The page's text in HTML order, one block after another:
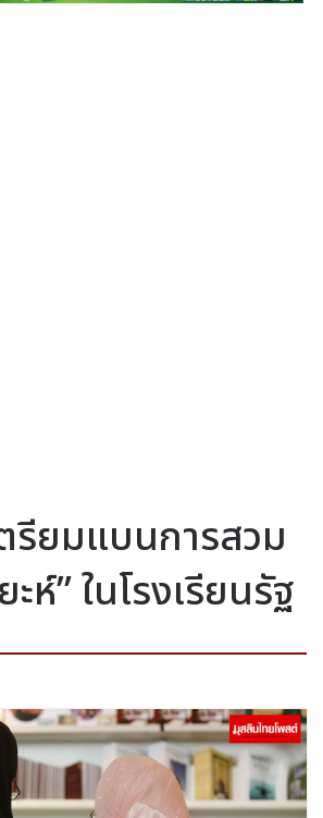
รียมแบนการสวม
ห์” ในโรงเรียนรัฐ